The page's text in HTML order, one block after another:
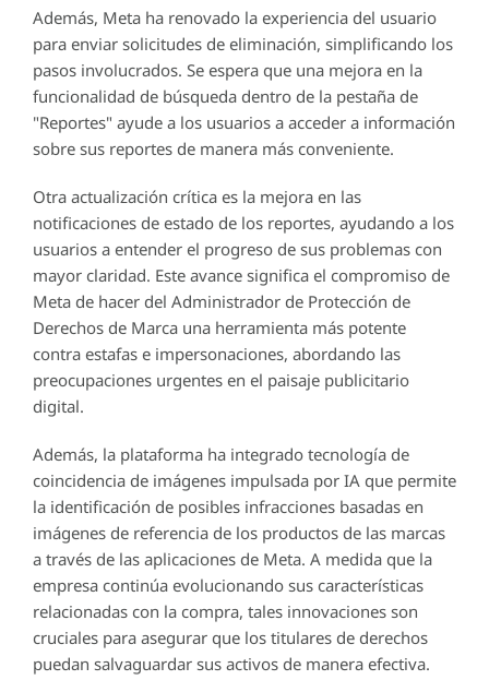
Además, Meta ha renovado la experiencia del usuario
para enviar solicitudes de eliminación, simplificando los
pasos involucrados. Se espera que una mejora en la
funcionalidad de búsqueda dentro de la pestaña de
"Reportes" ayude a los usuarios a acceder a información
sobre sus reportes de manera más conveniente.
Otra actualización crítica es la mejora en las
notificaciones de estado de los reportes, ayudando a los
usuarios a entender el progreso de sus problemas con
mayor claridad. Este avance significa el compromiso de
Meta de hacer del Administrador de Protección de
Derechos de Marca una herramienta más potente
contra estafas e impersonaciones, abordando las
preocupaciones urgentes en el paisaje publicitario
digital.
Además, la plataforma ha integrado tecnología de
coincidencia de imágenes impulsada por IA que permite
la identificación de posibles infracciones basadas en
imágenes de referencia de los productos de las marcas
a través de las aplicaciones de Meta. A medida que la
empresa continúa evolucionando sus características
relacionadas con la compra, tales innovaciones son
cruciales para asegurar que los titulares de derechos
puedan salvaguardar sus activos de manera efectiva.